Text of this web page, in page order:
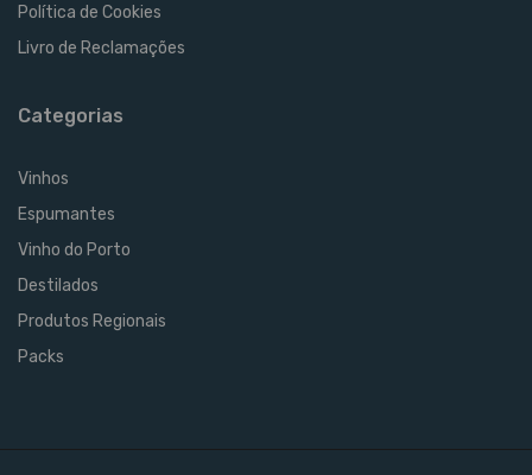
Política de Cookies
Livro de Reclamações
Categorias
Vinhos
Espumantes
Vinho do Porto
Destilados
Produtos Regionais
Packs